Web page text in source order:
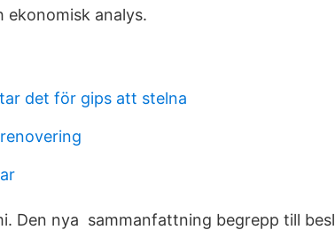
ekonomisk analys.
det för gips att stelna
Den nya sammanfattning begrepp till